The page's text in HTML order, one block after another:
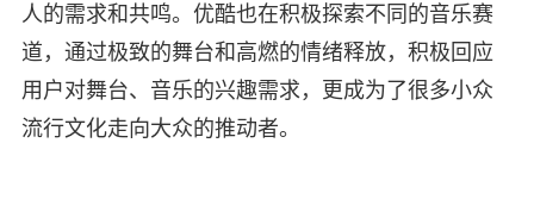
人的需求和共鸣。优酷也在积极探索不同的音乐赛
道，通过极致的舞台和高燃的情绪释放，积极回应
用户对舞台、音乐的兴趣需求，更成为了很多小众
流行文化走向大众的推动者。